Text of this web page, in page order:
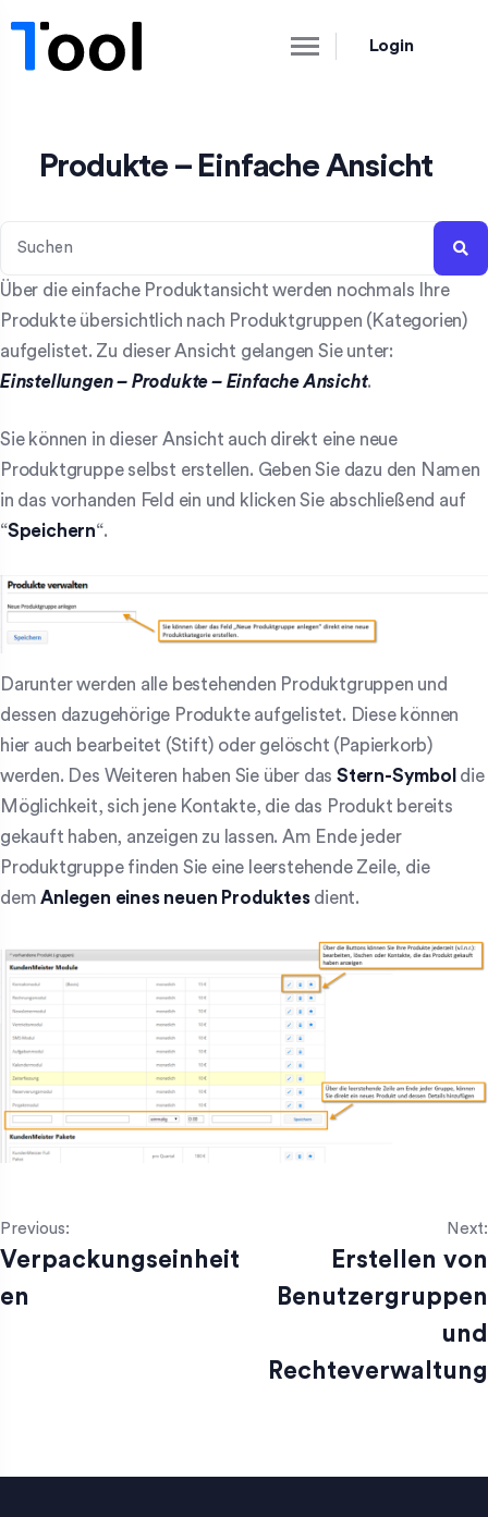
Login
Produkte – Einfache Ansicht
Über die einfache Produktansicht werden nochmals Ihre
Produkte übersichtlich nach Produktgruppen (Kategorien)
aufgelistet. Zu dieser Ansicht gelangen Sie unter:
Einstellungen – Produkte – Einfache Ansicht.
Sie können in dieser Ansicht auch direkt eine neue
Produktgruppe selbst erstellen. Geben Sie dazu den Namen
in das vorhanden Feld ein und klicken Sie abschließend auf
“Speichern“.
Darunter werden alle bestehenden Produktgruppen und
dessen dazugehörige Produkte aufgelistet. Diese können
hier auch bearbeitet (Stift) oder gelöscht (Papierkorb)
werden. Des Weiteren haben Sie über das Stern-Symbol die
Möglichkeit, sich jene Kontakte, die das Produkt bereits
gekauft haben, anzeigen zu lassen. Am Ende jeder
Produktgruppe finden Sie eine leerstehende Zeile, die
demAnlegen eines neuen Produktesdient.
Previous:
Verpackungseinheit
en
Next:
Erstellen von
Benutzergruppen
und
Rechteverwaltung